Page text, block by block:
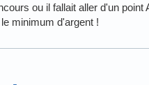
ou il fallait aller d'un point
minimum d'argent !